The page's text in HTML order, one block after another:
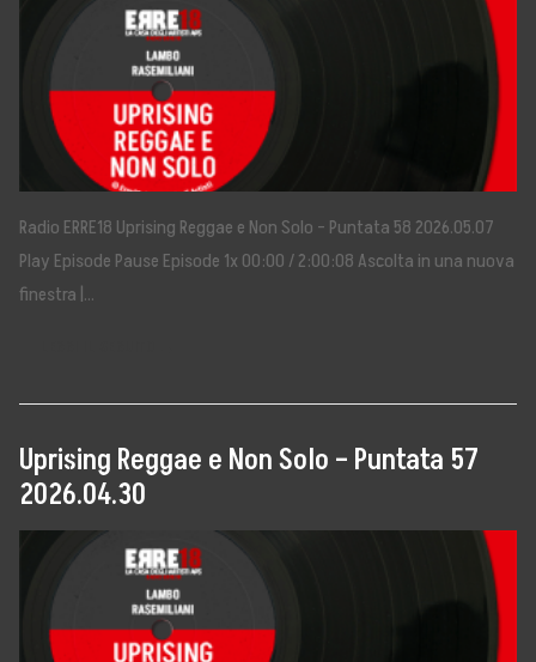
Radio ERRE18 Uprising Reggae e Non Solo – Puntata 58 2026.05.07
Play Episode Pause Episode 1x 00:00 / 2:00:08 Ascolta in una nuova
finestra |…
Uprising Reggae e Non Solo – Puntata 57
2026.04.30